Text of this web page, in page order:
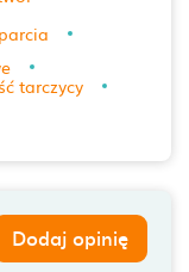
tarczycy
Dodaj opinię